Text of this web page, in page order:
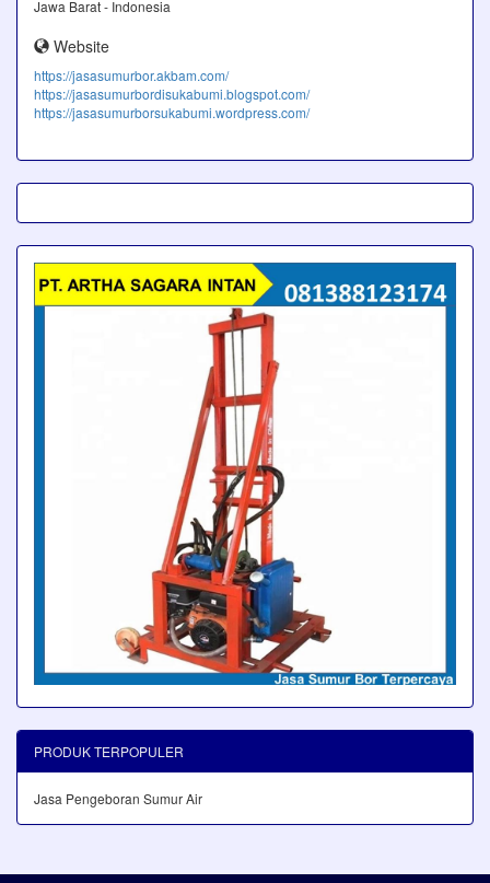
Jawa Barat - Indonesia
Website
https://jasasumurbor.akbam.com/
https://jasasumurbordisukabumi.blogspot.com/
https://jasasumurborsukabumi.wordpress.com/
PRODUK TERPOPULER
Jasa Pengeboran Sumur Air